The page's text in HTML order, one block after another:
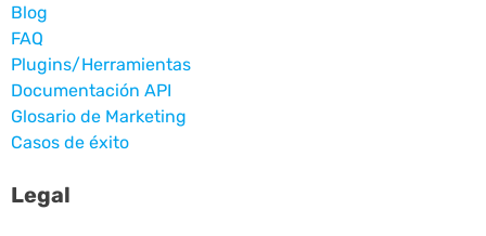
Blog
FAQ
Plugins/Herramientas
Documentación API
Glosario de Marketing
Casos de éxito
Legal